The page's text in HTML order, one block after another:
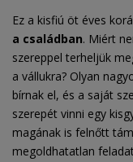
Ez a kisfiú öt éves
a családban. Miért
szereppel terheljük
a vállukra? Olyan
bírnak el, és a saját
szerepét vinni egy
magának is felnőtt
megoldhatatlan